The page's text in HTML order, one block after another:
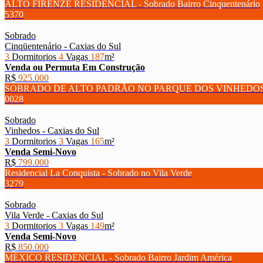
ALTO FIRENZE RESIDENCIAL - Sobrado Bairro Cinquentenário
5370
Sobrado
Cinqüentenário - Caxias do Sul
3 Dormitorios 4 Vagas 187m²
Venda ou Permuta Em Construção
R$ 925.000
SOBRADO DE ALTO PADRÃO NO PARQUE DOS
0028
Sobrado
Vinhedos - Caxias do Sul
3 Dormitorios 3 Vagas 165m²
Venda Semi-Novo
R$ 799.000
Residencial La Conquista - Sobrado no Vila Verde
3279
Sobrado
Vila Verde - Caxias do Sul
3 Dormitorios 3 Vagas 149m²
Venda Semi-Novo
R$ 850.000
MÉXICO RESIDENCIAL - Sobrado Bairro Jardim América